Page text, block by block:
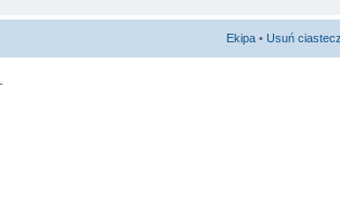
Ekipa • Usuń